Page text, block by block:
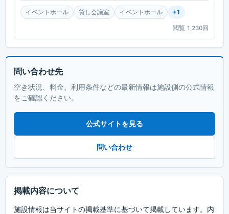
イベントホール 貸し会議室 イベントホール +1
閲覧 1,230回
問い合わせ先
空き状況、料金、利用条件などの最新情報は施設側の公式情報
をご確認ください。
公式サイトを見る
問い合わせ
掲載内容について
施設情報は当サイトの掲載基準に基づいて掲載しています。内